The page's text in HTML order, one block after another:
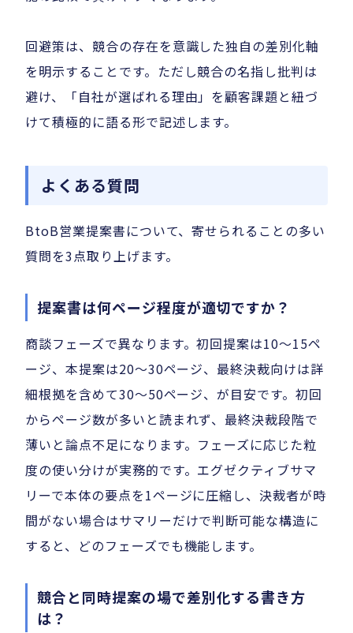
回避策は、競合の存在を意識した独自の差別化軸
を明示することです。ただし競合の名指し批判は
避け、「自社が選ばれる理由」を顧客課題と紐づ
けて積極的に語る形で記述します。
よくある質問
BtoB営業提案書について、寄せられることの多い
質問を3点取り上げます。
提案書は何ページ程度が適切ですか？
商談フェーズで異なります。初回提案は10〜15ペ
ージ、本提案は20〜30ページ、最終決裁向けは詳
細根拠を含めて30〜50ページ、が目安です。初回
からページ数が多いと読まれず、最終決裁段階で
薄いと論点不足になります。フェーズに応じた粒
度の使い分けが実務的です。エグゼクティブサマ
リーで本体の要点を1ページに圧縮し、決裁者が時
間がない場合はサマリーだけで判断可能な構造に
すると、どのフェーズでも機能します。
競合と同時提案の場で差別化する書き方
は？